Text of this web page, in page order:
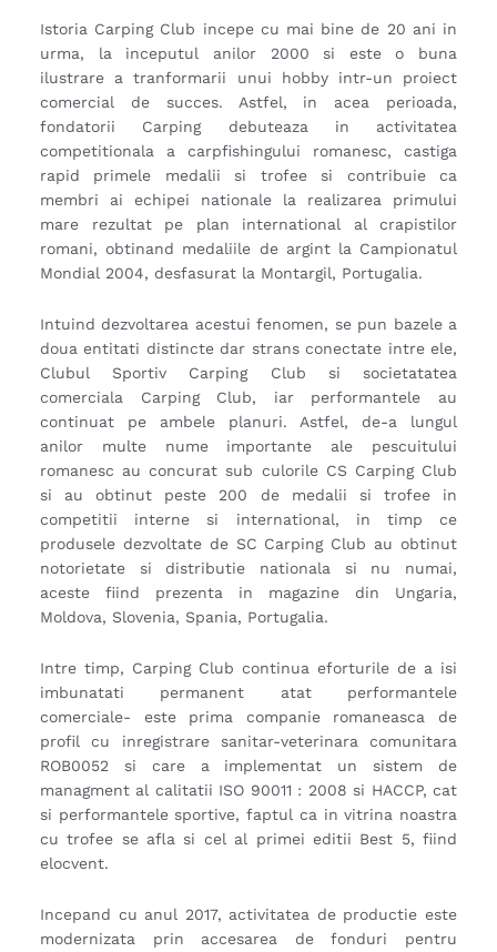
Istoria Carping Club incepe cu mai bine de 20 ani in
urma, la inceputul anilor 2000 si este o buna
ilustrare a tranformarii unui hobby intr-un proiect
comercial de succes. Astfel, in acea perioada,
fondatorii Carping debuteaza in activitatea
competitionala a carpfishingului romanesc, castiga
rapid primele medalii si trofee si contribuie ca
membri ai echipei nationale la realizarea primului
mare rezultat pe plan international al crapistilor
romani, obtinand medaliile de argint la Campionatul
Mondial 2004, desfasurat la Montargil, Portugalia.
Intuind dezvoltarea acestui fenomen, se pun bazele a
doua entitati distincte dar strans conectate intre ele,
Clubul Sportiv Carping Club si societatatea
comerciala Carping Club, iar performantele au
continuat pe ambele planuri. Astfel, de-a lungul
anilor multe nume importante ale pescuitului
romanesc au concurat sub culorile CS Carping Club
si au obtinut peste 200 de medalii si trofee in
competitii interne si international, in timp ce
produsele dezvoltate de SC Carping Club au obtinut
notorietate si distributie nationala si nu numai,
aceste fiind prezenta in magazine din Ungaria,
Moldova, Slovenia, Spania, Portugalia.
Intre timp, Carping Club continua eforturile de a isi
imbunatati permanent atat performantele
comerciale- este prima companie romaneasca de
profil cu inregistrare sanitar-veterinara comunitara
ROB0052 si care a implementat un sistem de
managment al calitatii ISO 90011 : 2008 si HACCP, cat
si performantele sportive, faptul ca in vitrina noastra
cu trofee se afla si cel al primei editii Best 5, fiind
elocvent.
Incepand cu anul 2017, activitatea de productie este
modernizata prin accesarea de fonduri pentru